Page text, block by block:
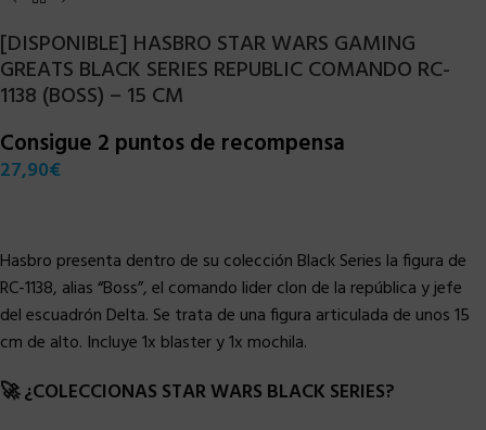
[DISPONIBLE] HASBRO STAR WARS GAMING
GREATS BLACK SERIES REPUBLIC COMANDO RC-
1138 (BOSS) – 15 CM
Consigue 2 puntos de recompensa
27,90€
Hasbro presenta dentro de su colección Black Series la figura de
RC-1138, alias “Boss”, el comando lider clon de la república y jefe
del escuadrón Delta. Se trata de una figura articulada de unos 15
cm de alto. Incluye 1x blaster y 1x mochila.
🚀 ¿COLECCIONAS STAR WARS BLACK SERIES?